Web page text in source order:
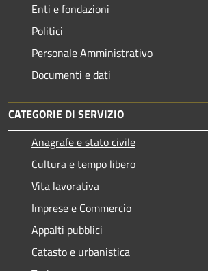
Enti e fondazioni
Politici
Personale Amministrativo
Documenti e dati
CATEGORIE DI SERVIZIO
Anagrafe e stato civile
Cultura e tempo libero
Vita lavorativa
Imprese e Commercio
Appalti pubblici
Catasto e urbanistica